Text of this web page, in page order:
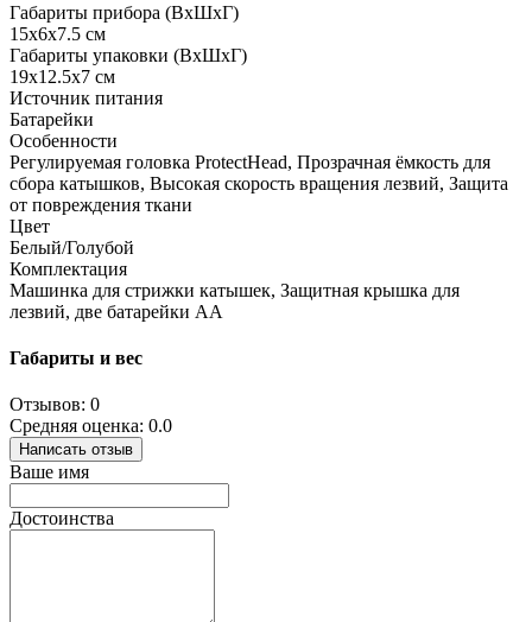
Габариты прибора (ВхШхГ)
15х6х7.5 см
Габариты упаковки (ВхШхГ)
19х12.5х7 см
Источник питания
Батарейки
Особенности
Регулируемая головка ProtectHead, Прозрачная ёмкость для
сбора катышков, Высокая скорость вращения лезвий, Защита
от повреждения ткани
Цвет
Белый/Голубой
Комплектация
Машинка для стрижки катышек, Защитная крышка для
лезвий, две батарейки АА
Габариты и вес
Отзывов: 0
Средняя оценка: 0.0
Написать отзыв
Ваше имя
Достоинства